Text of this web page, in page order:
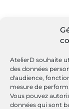
AtelierD souhaite
des données
d'audience,
mesure de
Vous pouvez
données qui sont